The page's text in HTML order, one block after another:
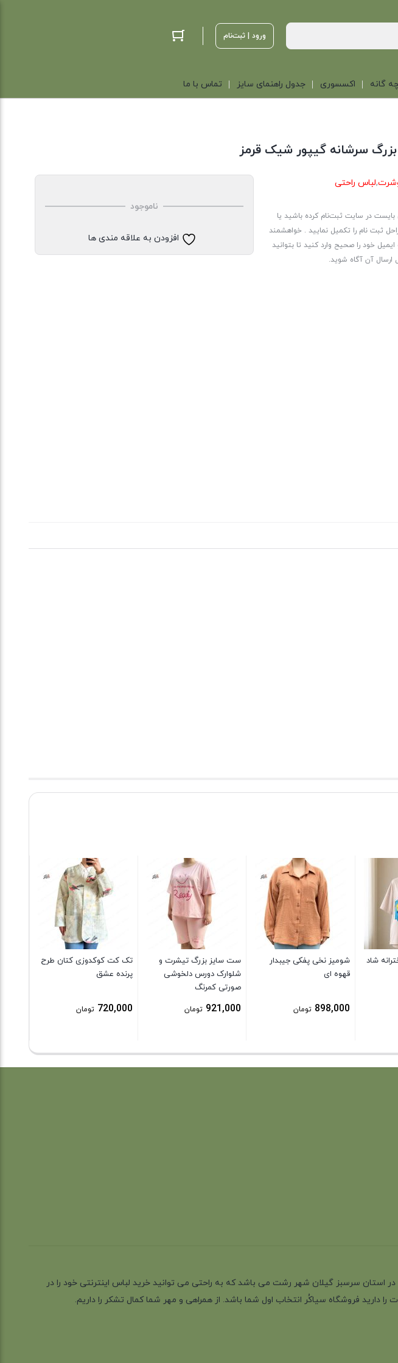
ورود | ثبت‌نام
گانه اکسسوری جدول راهنمای سایز تماس با ما
سرشانه گیپور شیک قرمز
,لباس راحتی
در سایت ثبت‌نام کرده باشید یا
ثبت نام را تکمیل نمایید . خواهشمند
خود را صحیح وارد کنید تا بتوانید
ارسال آن آگاه شوید.
ناموجود
افزودن به علاقه مندی ها
شاد
شومیز نخی پفکی جیبدار
قهوه ای
898,000 تومان
ست سایز بزرگ تیشرت و
شلوارک دورس دلخوشی
صورتی کمرنگ
921,000 تومان
تک کت کوکدوزی کتان طرح
پرنده عشق
720,000 تومان
پیراهن نخی ، شومیز و ... در استان سرسبز گیلان شهر رشت می باشد که به راحتی می توانید خرید لباس اینترنتی خود را در
دارید فروشگاه سیاکُر انتخاب اول شما باشد. از همراهی و مهر شما کمال تشکر را داریم.